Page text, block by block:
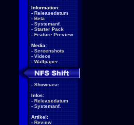
Information:
- Releasedatum
- Beta
- Systemanf.
- Starter Pack
- Feature Preview
Media:
- Screenshots
- Videos
- Wallpaper
- Showcase
Infos:
- Releasedatum
- Systemanf.
Artikel:
- Review